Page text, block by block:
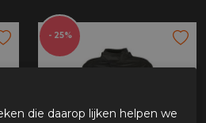
- 25%
die daarop lijken helpen we